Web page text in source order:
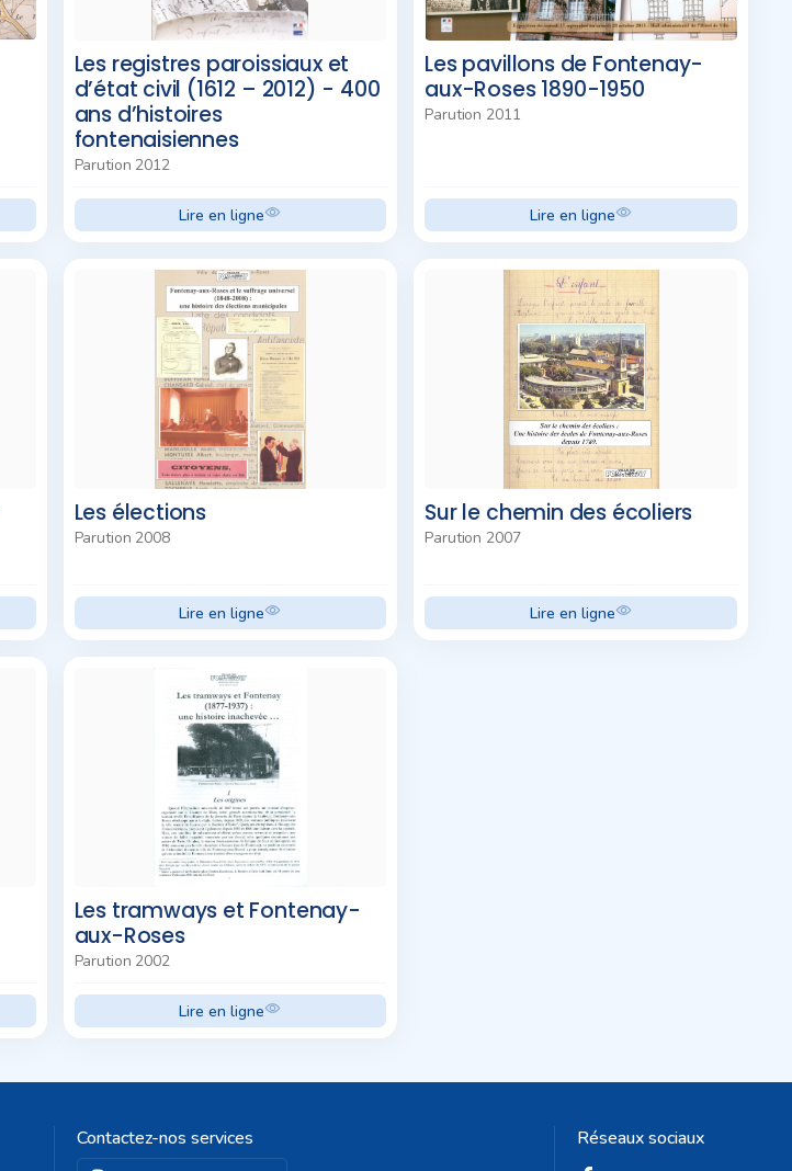
Les registres paroissiaux et
d’état civil (1612 – 2012) - 400
ans d’histoires
fontenaisiennes
Parution 2012
Lire en ligne
Les pavillons de Fontenay-
aux-Roses 1890-1950
Parution 2011
Lire en ligne
Les élections
Parution 2008
Lire en ligne
Sur le chemin des écoliers
Parution 2007
Lire en ligne
Les tramways et Fontenay-
aux-Roses
Parution 2002
Lire en ligne
Contactez-nos services
Réseaux sociaux